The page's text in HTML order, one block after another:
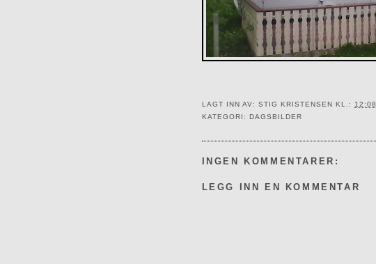
LAGT INN AV: STIG KRISTENSEN KL.: 12:08
KATEGORI:
DAGSBILDER
INGEN KOMMENTARER:
LEGG INN EN KOMMENTAR